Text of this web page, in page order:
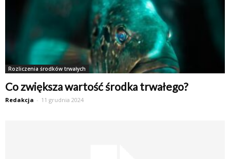
Rozliczenia środków trwałych
Co zwiększa wartość środka trwałego?
Redakcja - 11 grudnia 2024